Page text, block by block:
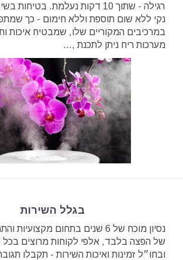
רגילה - שתוך 10 דקות נעלמת.
נקי ללא שום תוספת וללא חימום - כך
במרכיבים המקוריים שלו, שמבטיח איכות
מערכות ריח ניתן לתכנת ,...
בגלל השירות
נסיון מוכח של 6 שנים בתחום
של הפצה בלבד, אלפי לקוחות מרוצים בכל
ובחו״ל זמינות ואיכות השירות - תקבלו